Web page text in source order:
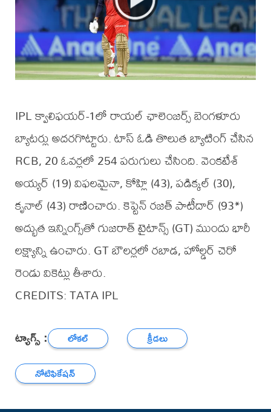
IPL క్వాలిఫయర్-1లో రాయల్ ఛాలెంజర్స్ బెంగళూరు
బ్యాటర్లు అదరగొట్టారు. టాస్ ఓడి తొలుత బ్యాటింగ్ చేసిన
RCB, 20 ఓవర్లలో 254 పరుగులు చేసింది. వెంకటేశ్
అయ్యర్ (19) విఫలమైనా, కోహ్లి (43), పడిక్కల్ (30),
కృనాల్ (43) రాణించారు. కెప్టెన్ రజత్ పాటీదార్ (93*)
అద్భుత ఇన్నింగ్స్‌తో గుజరాత్ టైటాన్స్ (GT) ముందు భారీ
లక్ష్యాన్ని ఉంచారు. GT బౌలర్లలో రబాడ, హోల్డర్ చెరో
రెండు వికెట్లు తీశారు.
CREDITS: TATA IPL
ట్యాగ్స్ : లోకల్
క్రీడలు
నోటిఫికేషన్